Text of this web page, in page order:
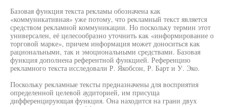
Базовая функция текста рекламы обозначена как
«коммуникативная» уже потому, что рекламный текст является
средством рекламной коммуникации. Но поскольку термин этот
универсален, её целесообразно уточнить как «информирование о
торговой марке», причем информация может доноситься как
рациональными, так и эмоциональными средствами. Базовая
функция дополнена референтной функцией. Референцию
рекламного текста исследовали Р. Якобсон, Р. Барт и У. Эко.
Поскольку рекламные тексты предназначены для восприятия
определенной целевой аудиторией, им присуща
дифференцирующая функция. Она находится на грани двух